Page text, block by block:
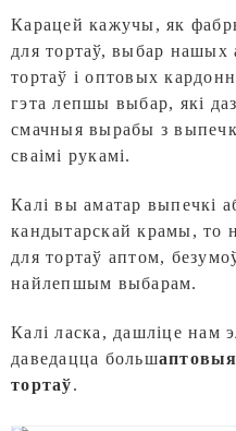
Карацей кажучы, як
для тортаў, выбар нашых
тортаў і оптовых
гэта лепшы выбар, які
смачныя вырабы з
сваімі рукамі.
Калі вы аматар выпечкі
кандытарскай крамы, то
для тортаў аптом,
найлепшым выбарам.
Калі ласка, дашліце нам
даведацца больш
тортаў.